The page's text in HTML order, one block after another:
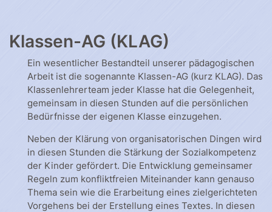
Klassen-AG (KLAG)
Ein wesentlicher Bestandteil unserer pädagogischen
Arbeit ist die sogenannte Klassen-AG (kurz KLAG). Das
Klassenlehrerteam jeder Klasse hat die Gelegenheit,
gemeinsam in diesen Stunden auf die persönlichen
Bedürfnisse der eigenen Klasse einzugehen.
Neben der Klärung von organisatorischen Dingen wird
in diesen Stunden die Stärkung der Sozialkompetenz
der Kinder gefördert. Die Entwicklung gemeinsamer
Regeln zum konfliktfreien Miteinander kann genauso
Thema sein wie die Erarbeitung eines zielgerichteten
Vorgehens bei der Erstellung eines Textes. In diesen